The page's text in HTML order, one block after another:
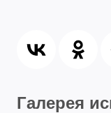
Галерея